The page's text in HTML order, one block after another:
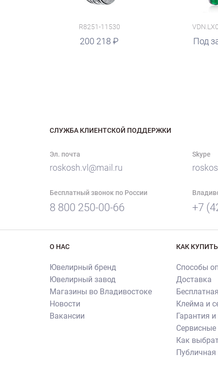
R8251-11530
200 218 Под
руб.
СЛУЖБА КЛИЕНТСКОЙ ПОДДЕРЖКИ
Эл. почта
roskosh.vl@mail.ru
Skype
Бесплатный звонок по России
8 800 250-00-66 +7
О НАС
Ювелирный бренд
Ювелирный завод
Магазины во Владивостоке
Новости
Вакансии
КАК КУПИТЬ
Способы
Доставка
Клейма и
Гарантия
Сервисные
Как
Публичная